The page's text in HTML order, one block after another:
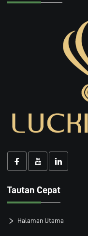
Tautan Cepat
Halaman Utama